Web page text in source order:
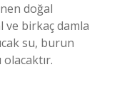
doğal
ve birkaç damla
su, burun
olacaktır.